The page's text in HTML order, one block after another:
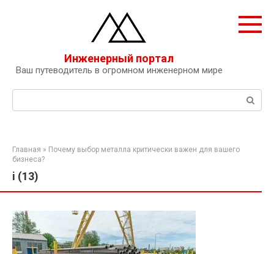
Инженерный портал
Ваш путеводитель в огромном инженерном мире
Поиск:
Главная » Почему выбор металла критически важен для вашего
бизнеса?
i (13)